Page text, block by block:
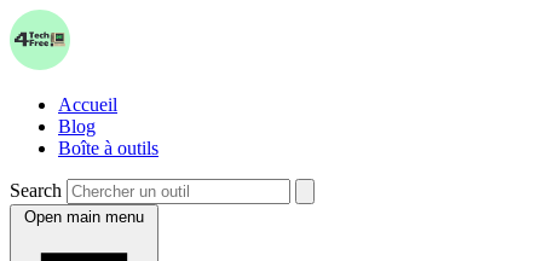
Accueil
Blog
Boîte à outils
Search
Open main menu